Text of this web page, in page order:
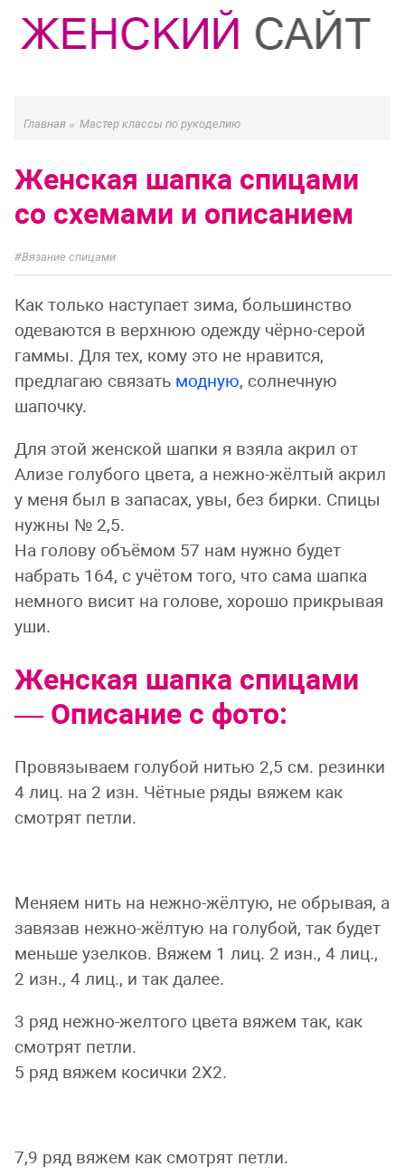
Главная » Мастер классы по рукоделию
Женская шапка спицами
со схемами и описанием
Вязание спицами
Как только наступает зима, большинство
одеваются в верхнюю одежду чёрно-серой
гаммы. Для тех, кому это не нравится,
предлагаю связать модную, солнечную
шапочку.
Для этой женской шапки я взяла акрил от
Ализе голубого цвета, а нежно-жёлтый акрил
у меня был в запасах, увы, без бирки. Спицы
нужны № 2,5.
На голову объёмом 57 нам нужно будет
набрать 164, с учётом того, что сама шапка
немного висит на голове, хорошо прикрывая
уши.
Женская шапка спицами
— Описание с фото:
Провязываем голубой нитью 2,5 см. резинки
4 лиц. на 2 изн. Чётные ряды вяжем как
смотрят петли.
Меняем нить на нежно-жёлтую, не обрывая, а
завязав нежно-жёлтую на голубой, так будет
меньше узелков. Вяжем 1 лиц. 2 изн., 4 лиц.,
2 изн., 4 лиц., и так далее.
3 ряд нежно-желтого цвета вяжем так, как
смотрят петли.
5 ряд вяжем косички 2Х2.
7,9 ряд вяжем как смотрят петли.